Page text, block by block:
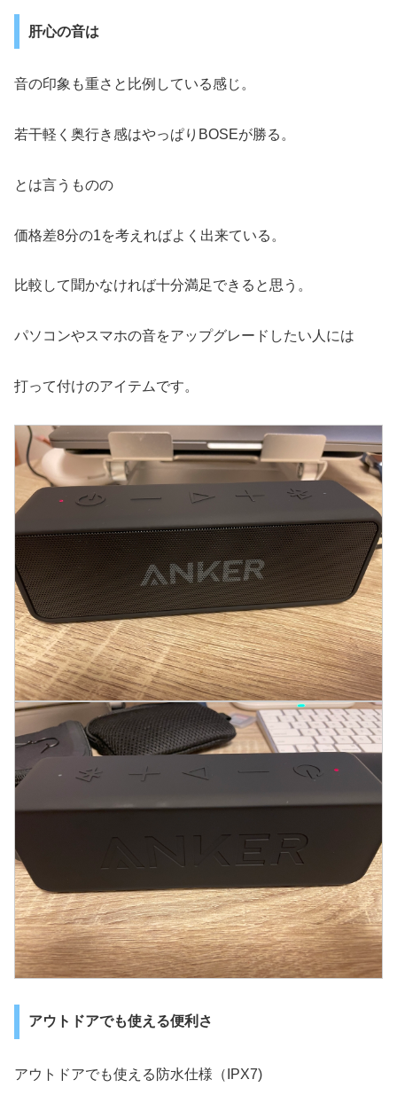
肝心の音は
音の印象も重さと比例している感じ。
若干軽く奥行き感はやっぱりBOSEが勝る。
とは言うものの
価格差8分の1を考えればよく出来ている。
比較して聞かなければ十分満足できると思う。
パソコンやスマホの音をアップグレードしたい人には
打って付けのアイテムです。
アウトドアでも使える便利さ
アウトドアでも使える防水仕様（IPX7)